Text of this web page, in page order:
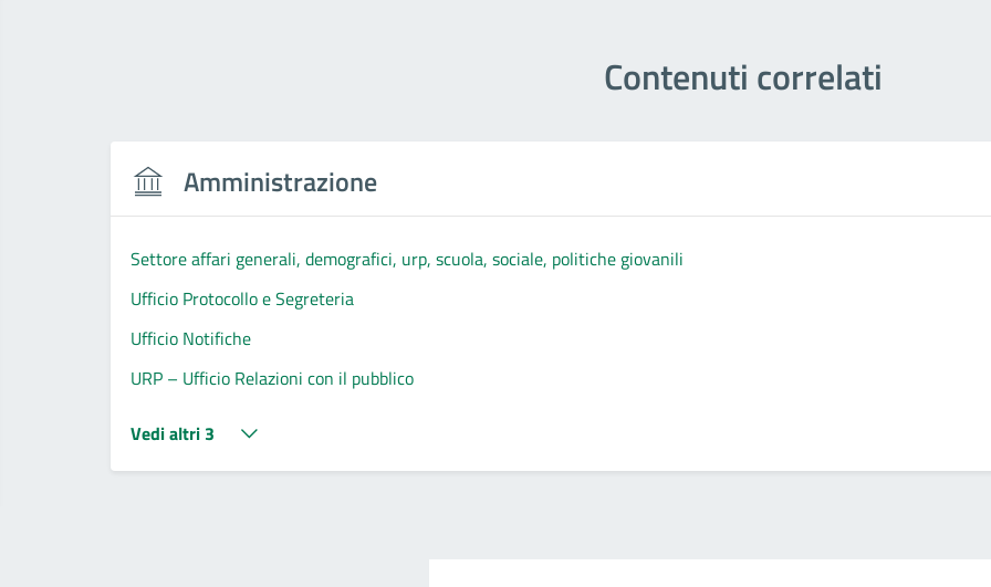
Contenuti correlati
Amministrazione
Settore affari generali, demografici, urp, scuola, sociale, politiche giovanili
Ufficio Protocollo e Segreteria
Ufficio Notifiche
URP – Ufficio Relazioni con il pubblico
Vedi altri 3